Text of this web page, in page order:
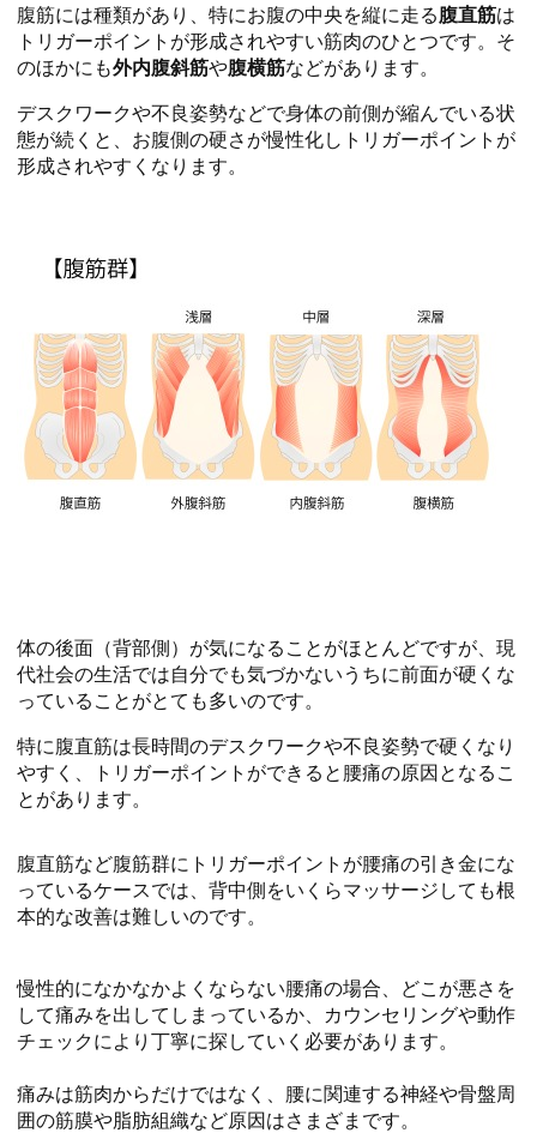
腹筋には種類があり、特にお腹の中央を縦に走る腹直筋は
トリガーポイントが形成されやすい筋肉のひとつです。そ
のほかにも外内腹斜筋や腹横筋などがあります。
デスクワークや不良姿勢などで身体の前側が縮んでいる状
態が続くと、お腹側の硬さが慢性化しトリガーポイントが
形成されやすくなります。
体の後面（背部側）が気になることがほとんどですが、現
代社会の生活では自分でも気づかないうちに前面が硬くな
っていることがとても多いのです。
特に腹直筋は長時間のデスクワークや不良姿勢で硬くなり
やすく、トリガーポイントができると腰痛の原因となるこ
とがあります。
腹直筋など腹筋群にトリガーポイントが腰痛の引き金にな
っているケースでは、背中側をいくらマッサージしても根
本的な改善は難しいのです。
慢性的になかなかよくならない腰痛の場合、どこが悪さを
して痛みを出してしまっているか、カウンセリングや動作
チェックにより丁寧に探していく必要があります。
痛みは筋肉からだけではなく、腰に関連する神経や骨盤周
囲の筋膜や脂肪組織など原因はさまざまです。